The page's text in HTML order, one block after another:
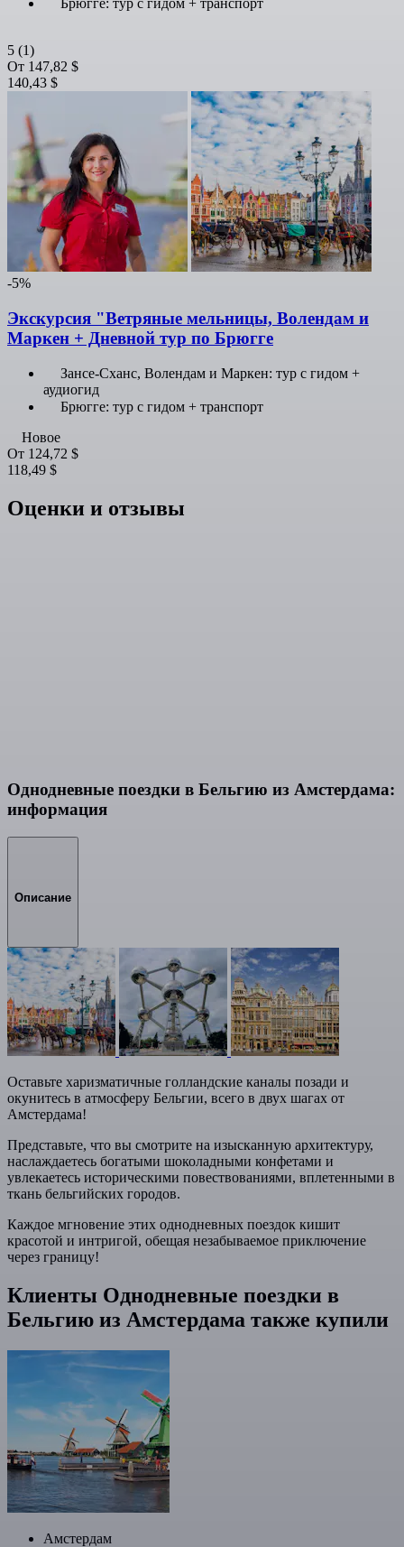
Брюгге: тур с гидом + транспорт
5 (1)
От 147,82 $
140,43 $
-5%
Экскурсия "Ветряные мельницы, Волендам и
Маркен + Дневной тур по Брюгге
Зансе-Сханс, Волендам и Маркен: тур с гидом +
аудиогид
Брюгге: тур с гидом + транспорт
Новое
От 124,72 $
118,49 $
Оценки и отзывы
Однодневные поездки в Бельгию из Амстердама:
информация
Описание
Оставьте харизматичные голландские каналы позади и
окунитесь в атмосферу Бельгии, всего в двух шагах от
Амстердама!
Представьте, что вы смотрите на изысканную архитектуру,
наслаждаетесь богатыми шоколадными конфетами и
увлекаетесь историческими повествованиями, вплетенными в
ткань бельгийских городов.
Каждое мгновение этих однодневных поездок кишит
красотой и интригой, обещая незабываемое приключение
через границу!
Клиенты Однодневные поездки в
Бельгию из Амстердама также купили
Амстердам